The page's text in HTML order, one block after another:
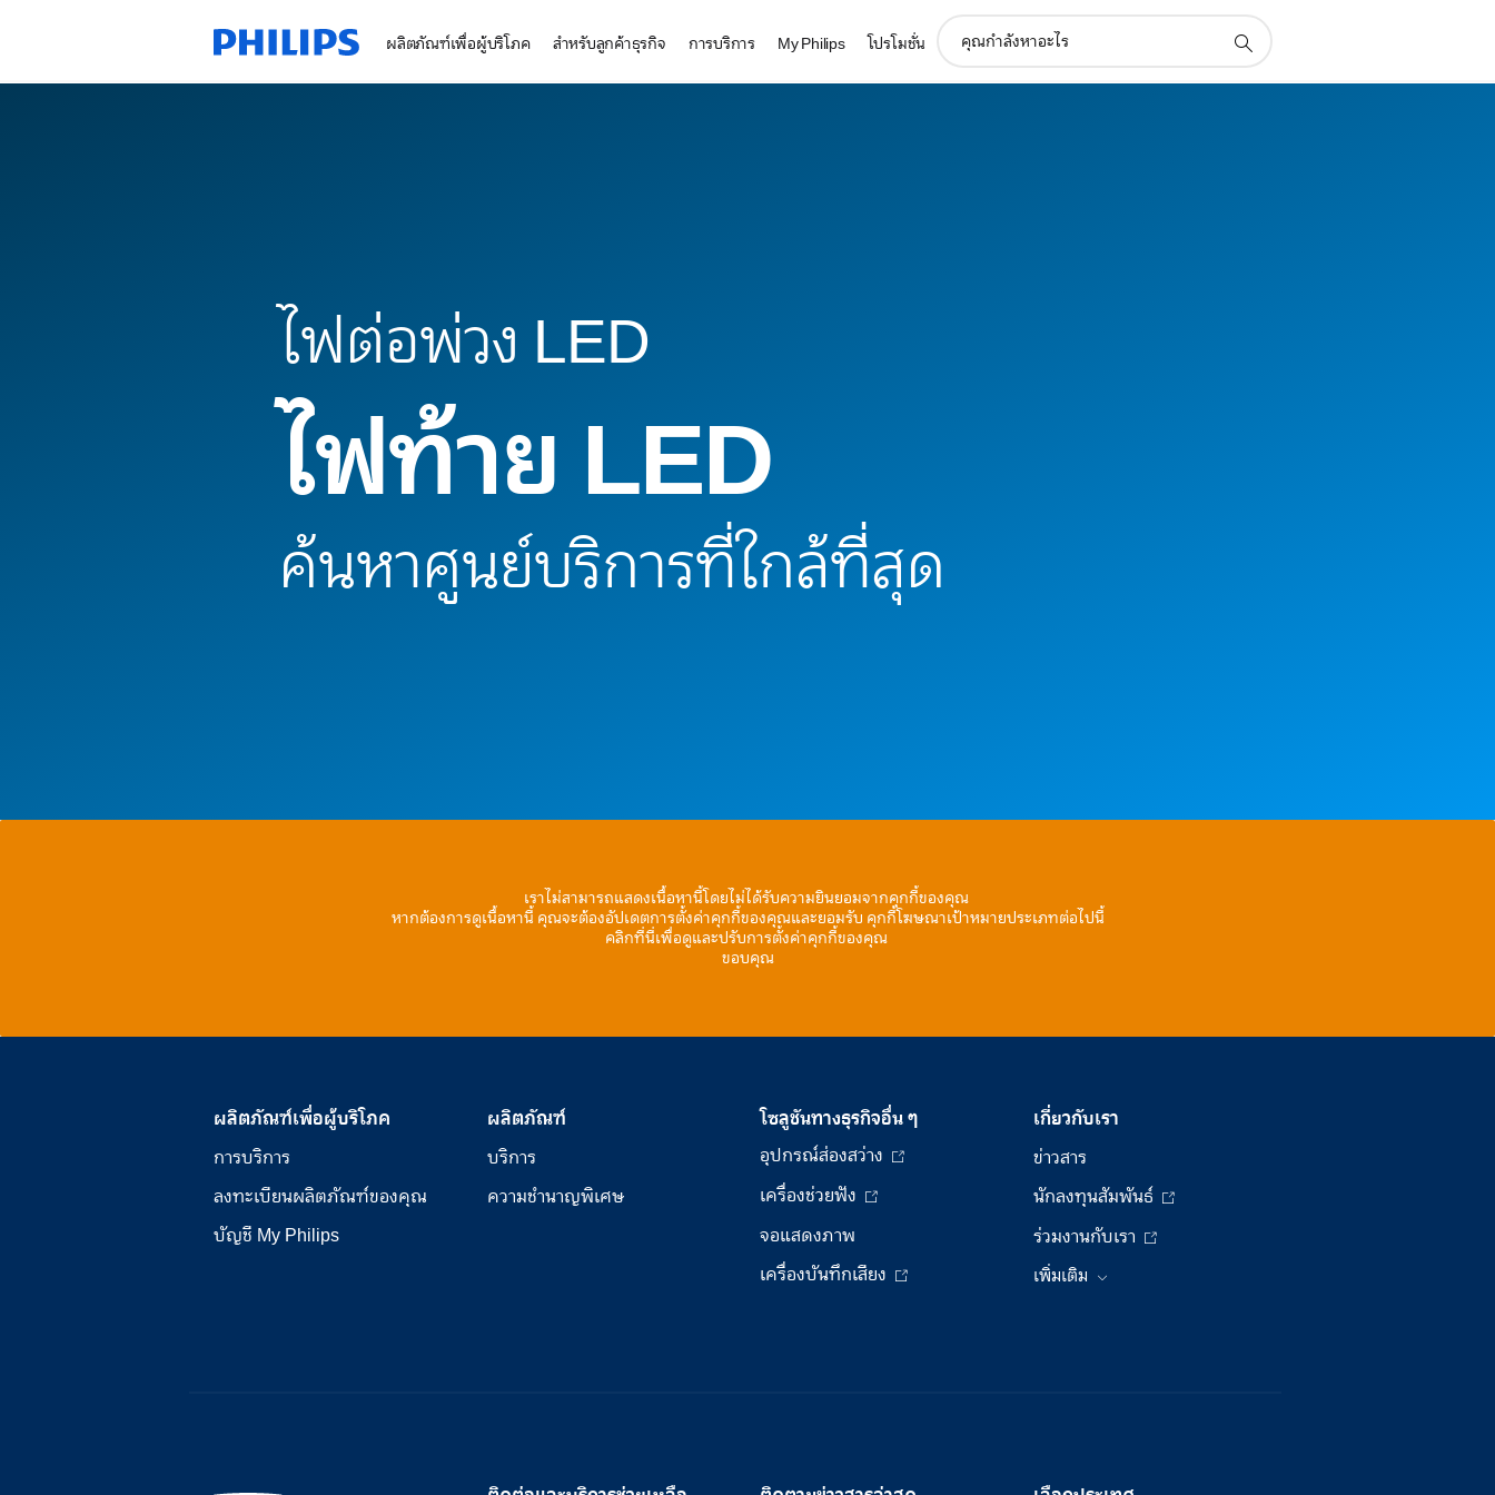
ผลิตภัณฑ์เพื่อผู้บริโภค สำหรับลูกค้าธุรกิจ การบริการ My Philips โปรโมชั่น
search
ไฟต่อพ่วง LED
ไฟท้าย LED
ค้นหาศูนย์บริการที่ใกล้ที่สุด
เราไม่สามารถแสดงเนื้อหานี้โดยไม่ได้รับความยินยอมจากคุกกี้ของคุณ
หากต้องการดูเนื้อหานี้ คุณจะต้องอัปเดตการตั้งค่าคุกกี้ของคุณและยอมรับ คุกกี้โฆษณาเป้าหมายประเภทต่อไปนี้
คลิกที่นี่เพื่อดูและปรับการตั้งค่าคุกกี้ของคุณ
ขอบคุณ
ผลิตภัณฑ์เพื่อผู้บริโภค
การบริการ
ลงทะเบียนผลิตภัณฑ์ของคุณ
บัญชี My Philips
ผลิตภัณฑ์
บริการ
ความชำนาญพิเศษ
โซลูชันทางธุรกิจอื่น ๆ
อุปกรณ์ส่องสว่าง
เครื่องช่วยฟัง
จอแสดงภาพ
เครื่องบันทึกเสียง
เกี่ยวกับเรา
ข่าวสาร
นักลงทุนสัมพันธ์
ร่วมงานกับเรา
เพิ่มเติม